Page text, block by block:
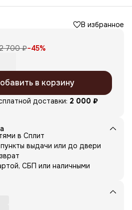
В избранное
700 ₽−45%
в корзину
доставки: 2 000 ₽
в Сплит
выдачи или до двери
СБП или наличными